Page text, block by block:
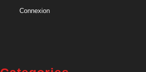
Connexion